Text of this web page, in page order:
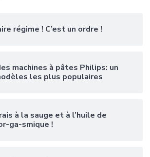
régime ! C’est un ordre !
machines à pâtes Philips: un
les plus populaires
à la sauge et à l’huile de
ga-smique !